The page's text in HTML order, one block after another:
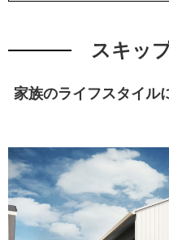
スキッ
家族のライフスタイル